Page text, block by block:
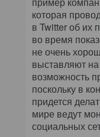
которая
в Twitter об их
во время
не очень
выставляют
возможность
поскольку в
придется
мире ведут
социальных